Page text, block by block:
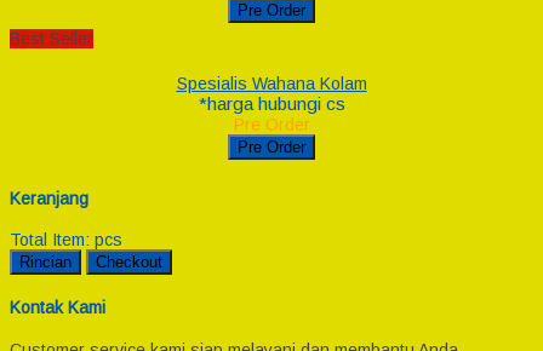
Pre Order
Best Seller
Spesialis Wahana Kolam
*harga hubungi cs
Pre Order
Pre Order
Keranjang
Total Item: pcs
Rincian Checkout
Kontak Kami